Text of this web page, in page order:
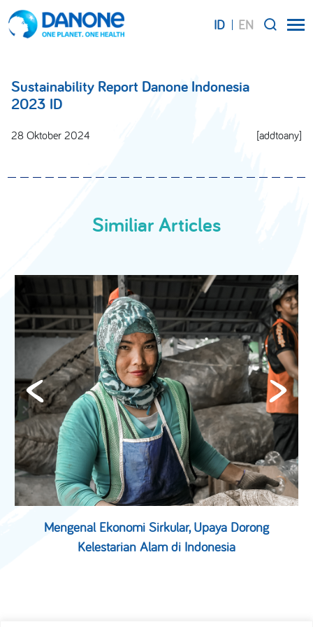
ID EN
Sustainability Report Danone Indonesia
2023 ID
28 Oktober 2024 [addtoany]
Similiar Articles
Mengenal Ekonomi Sirkular, Upaya Dorong
Kelestarian Alam di Indonesia